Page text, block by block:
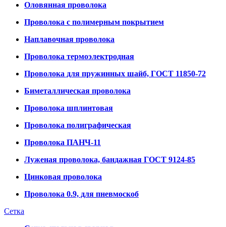
Оловянная проволока
Проволока с полимерным покрытием
Наплавочная проволока
Проволока термоэлектродная
Проволока для пружинных шайб, ГОСТ 11850-72
Биметаллическая проволока
Проволока шплинтовая
Проволока полиграфическая
Проволока ПАНЧ-11
Луженая проволока, бандажная ГОСТ 9124-85
Цинковая проволока
Проволока 0.9, для пневмоскоб
Сетка